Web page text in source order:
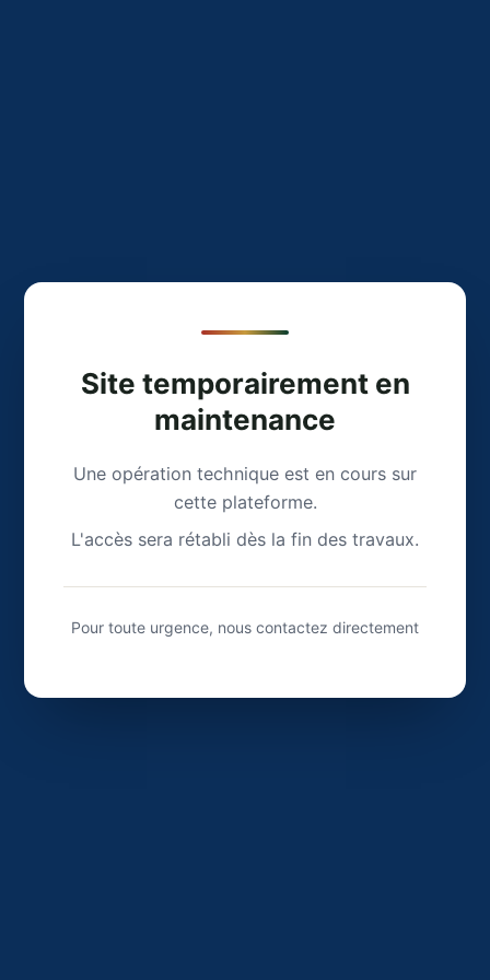
Site temporairement en
maintenance
Une opération technique est en cours sur
cette plateforme.
L'accès sera rétabli dès la fin des travaux.
Pour toute urgence, nous contactez directement